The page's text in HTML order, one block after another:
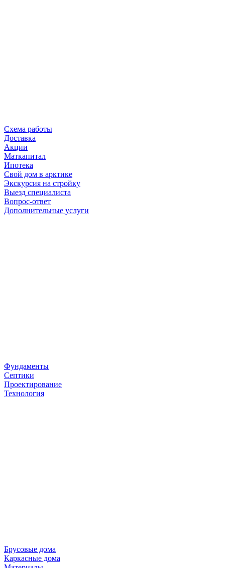
Схема работы
Доставка
Акции
Маткапитал
Ипотека
Свой дом в арктике
Экскурсия на стройку
Выезд специалиста
Вопрос-ответ
Дополнительные услуги
Фундаменты
Септики
Проектирование
Технология
Брусовые дома
Каркасные дома